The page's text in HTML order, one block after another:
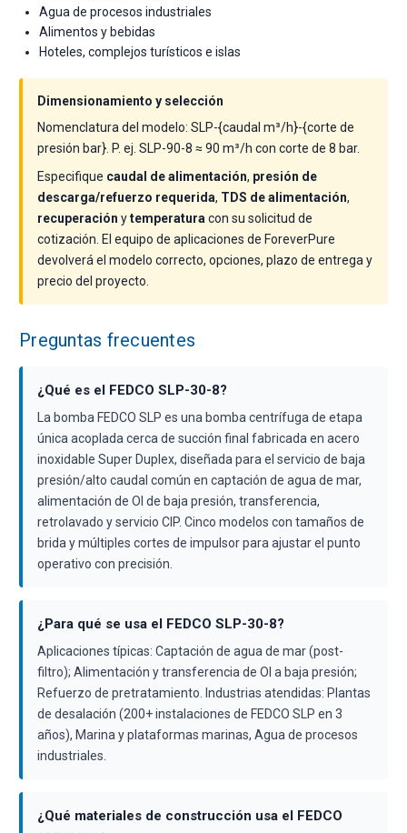
Agua de procesos industriales
Alimentos y bebidas
Hoteles, complejos turísticos e islas
Dimensionamiento y selección
Nomenclatura del modelo: SLP-{caudal m³/h}-{corte de
presión bar}. P. ej. SLP-90-8 ≈ 90 m³/h con corte de 8 bar.
Especifique caudal de alimentación, presión de
descarga/refuerzo requerida, TDS de alimentación,
recuperación ytemperatura con su solicitud de
cotización. El equipo de aplicaciones de ForeverPure
devolverá el modelo correcto, opciones, plazo de entrega y
precio del proyecto.
Preguntas frecuentes
¿Qué es el FEDCO SLP-30-8?
La bomba FEDCO SLP es una bomba centrífuga de etapa
única acoplada cerca de succión final fabricada en acero
inoxidable Super Duplex, diseñada para el servicio de baja
presión/alto caudal común en captación de agua de mar,
alimentación de OI de baja presión, transferencia,
retrolavado y servicio CIP. Cinco modelos con tamaños de
brida y múltiples cortes de impulsor para ajustar el punto
operativo con precisión.
¿Para qué se usa el FEDCO SLP-30-8?
Aplicaciones típicas: Captación de agua de mar (post-
filtro); Alimentación y transferencia de OI a baja presión;
Refuerzo de pretratamiento. Industrias atendidas: Plantas
de desalación (200+ instalaciones de FEDCO SLP en 3
años), Marina y plataformas marinas, Agua de procesos
industriales.
¿Qué materiales de construcción usa el FEDCO